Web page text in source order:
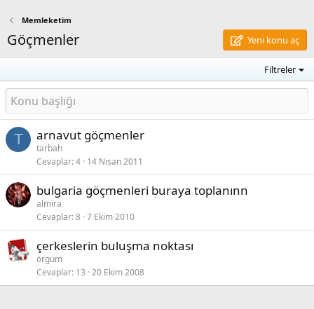
Memleketim
Göçmenler Yeni konu aç
Filtreler
T arnavut göçmenler
tarbah
Cevaplar 4 14 Nisan 2011
bulgaria göçmenleri buraya toplanınn
almira
Cevaplar 8 7 Ekim 2010
çerkeslerin buluşma noktası
örgüm
Cevaplar 13 20 Ekim 2008